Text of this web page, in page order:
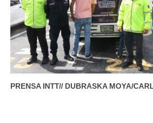
Ampliación o Anexo del
Copia Certificada de Licencia de
del Servicio Conexo de
Guarda Custodia de vehículos.
Inspección Técnica
PRENSA INTT// DUBRASKA MOYA/